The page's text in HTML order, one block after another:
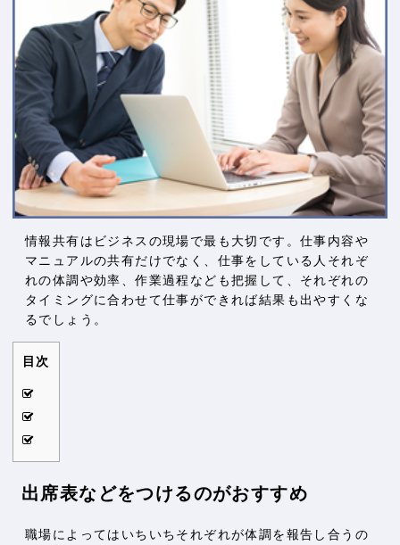
情報共有はビジネスの現場で最も大切です。仕事内容や
マニュアルの共有だけでなく、仕事をしている人それぞ
れの体調や効率、作業過程なども把握して、それぞれの
タイミングに合わせて仕事ができれば結果も出やすくな
るでしょう。
目次
出席表などをつけるのがおすすめ
職場によってはいちいちそれぞれが体調を報告し合うの